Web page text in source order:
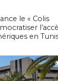
le « Colis
en